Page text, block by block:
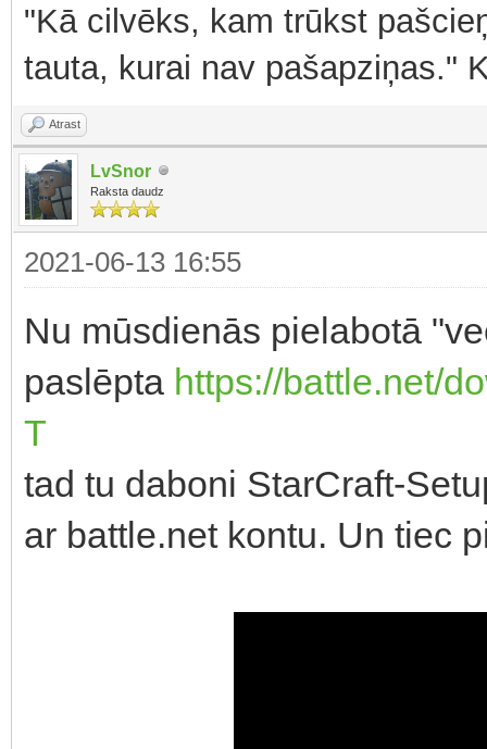
"Kā cilvēks, kam trūkst
tauta, kurai nav pašapziņas."
Atrast
LvSnor
Raksta daudz
2021-06-13 16:55
Nu mūsdienās pielabotā
paslēpta https://battle.net/
T
tad tu daboni StarCraft-
ar battle.net kontu. Un tiec